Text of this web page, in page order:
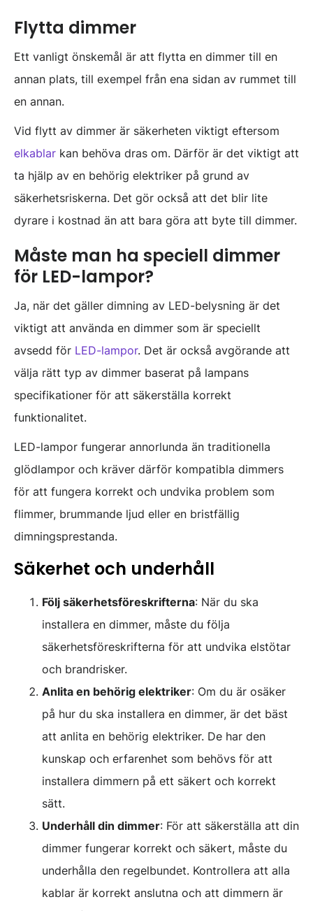
Flytta dimmer
Ett vanligt önskemål är att flytta en dimmer till en
annan plats, till exempel från ena sidan av rummet till
en annan.
Vid flytt av dimmer är säkerheten viktigt eftersom
elkablar kan behöva dras om. Därför är det viktigt att
ta hjälp av en behörig elektriker på grund av
säkerhetsriskerna. Det gör också att det blir lite
dyrare i kostnad än att bara göra att byte till dimmer.
Måste man ha speciell dimmer
för LED-lampor?
Ja, när det gäller dimning av LED-belysning är det
viktigt att använda en dimmer som är speciellt
avsedd för LED-lampor. Det är också avgörande att
välja rätt typ av dimmer baserat på lampans
specifikationer för att säkerställa korrekt
funktionalitet.
LED-lampor fungerar annorlunda än traditionella
glödlampor och kräver därför kompatibla dimmers
för att fungera korrekt och undvika problem som
flimmer, brummande ljud eller en bristfällig
dimningsprestanda.
Säkerhet och underhåll
Följ säkerhetsföreskrifterna: När du ska
installera en dimmer, måste du följa
säkerhetsföreskrifterna för att undvika elstötar
och brandrisker.
Anlita en behörig elektriker: Om du är osäker
på hur du ska installera en dimmer, är det bäst
att anlita en behörig elektriker. De har den
kunskap och erfarenhet som behövs för att
installera dimmern på ett säkert och korrekt
sätt.
Underhåll din dimmer: För att säkerställa att din
dimmer fungerar korrekt och säkert, måste du
underhålla den regelbundet. Kontrollera att alla
kablar är korrekt anslutna och att dimmern är